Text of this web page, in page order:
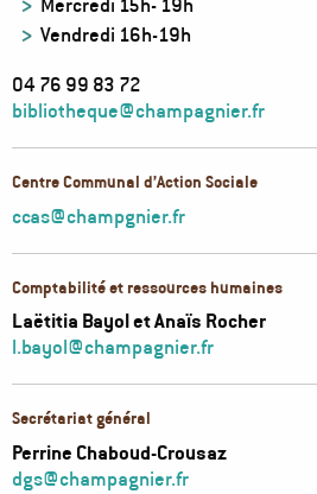
Vendredi 16h-19h
04 76 99 83 72
bibliotheque@champagnier.fr
Centre Communal d’Action Sociale
ccas@champgnier.fr
Comptabilité et ressources humaines
Laëtitia Bayol et Anaïs Rocher
l.bayol@champagnier.fr
Secrétariat général
Perrine Chaboud-Crousaz
dgs@champagnier.fr